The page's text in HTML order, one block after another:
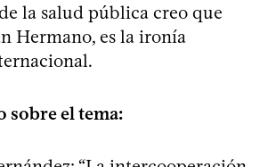
la salud pública creo que
Hermano, es la ironía
sobre el tema: